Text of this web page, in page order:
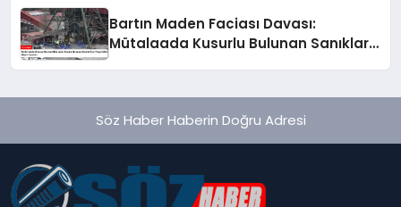
Bartın Maden Faciası Davası:
Mütalaada Kusurlu Bulunan Sanıklar
Söz Haber Haberin Doğru Adresi